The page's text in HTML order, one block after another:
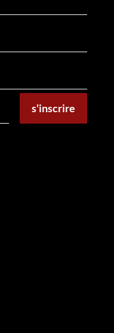
s'inscrire